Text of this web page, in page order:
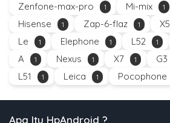
Zenfone-max-pro 1 Mi-mix 1
Hisense 1 Zap-6-flaz 1 X5
Le 1 Elephone 1 L52 1
A 1 Nexus 1 X7 1 G3
L51 1 Leica 1 Pocophone
Apa Itu HpAndroid ?